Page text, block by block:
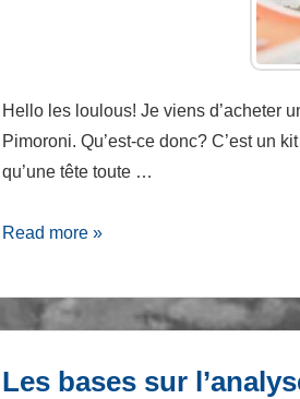
Hello les loulous! Je viens d’acheter
Pimoroni. Qu’est-ce donc? C’est un
qu’une tête toute …
Thonthon
mon
–
Read more »
Les bases sur